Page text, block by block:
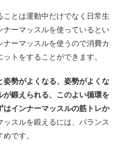
ことは運動中だけでなく日常生
ーマッスルを使っているとい
ーマッスルを使うので消費カ
トをすることができます。
姿勢がよくなる、姿勢がよくな
鍛えられる、このよい循環を
はインナーマッスルの筋トレか
ッスルを鍛えるには、バランス
です。